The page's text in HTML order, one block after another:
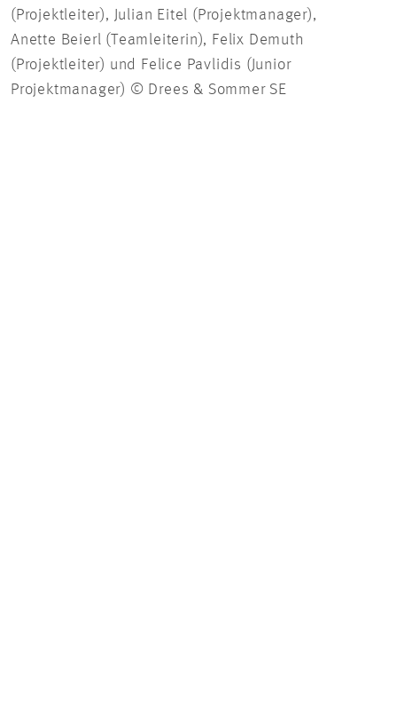
(Projektleiter), Julian Eitel (Projektmanager),
Anette Beierl (Teamleiterin), Felix Demuth
(Projektleiter) und Felice Pavlidis (Junior
Projektmanager) © Drees & Sommer SE